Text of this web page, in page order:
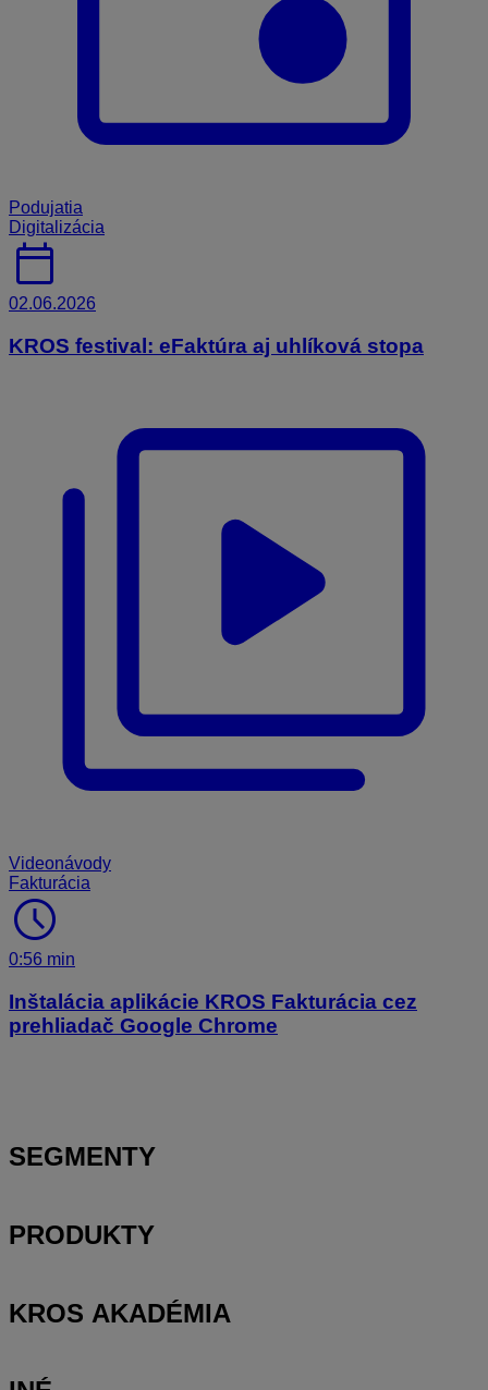
Podujatia
Digitalizácia
calendar_today
02.06.2026
KROS festival: eFaktúra aj uhlíková stopa
Videonávody
Fakturácia
schedule
0:56 min
Inštalácia aplikácie KROS Fakturácia cez
prehliadač Google Chrome
SEGMENTY
PRODUKTY
KROS AKADÉMIA